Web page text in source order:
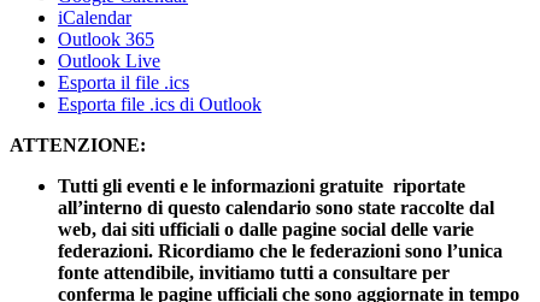
iCalendar
Outlook 365
Outlook Live
Esporta il file .ics
Esporta file .ics di Outlook
ATTENZIONE:
Tutti gli eventi e le informazioni gratuite riportate
all’interno di questo calendario sono state raccolte dal
web, dai siti ufficiali o dalle pagine social delle varie
federazioni. Ricordiamo che le federazioni sono l’unica
fonte attendibile, invitiamo tutti a consultare per
conferma le pagine ufficiali che sono aggiornate in tempo